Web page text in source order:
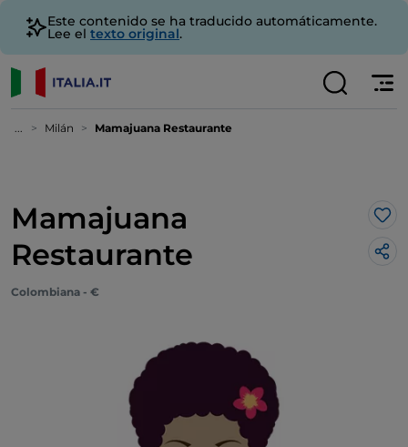
Este contenido se ha traducido automáticamente.
Lee el texto original.
... Milán Mamajuana Restaurante
Mamajuana
Restaurante
Me
Colombiana - €